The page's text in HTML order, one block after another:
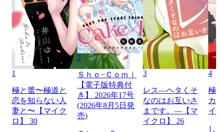
1
極と蕾〜極道と
恋を知らない人
妻と〜【マイク
ロ】 30
2
Ｓｈｏ−Ｃｏｍｉ
【電子版特典付
き】 2026年17号
(2026年8月5日発
売)
3
レス―ヘタくそ
なのはお互いさ
まです。―【マ
イクロ】 26
4
極
カ
イ
し